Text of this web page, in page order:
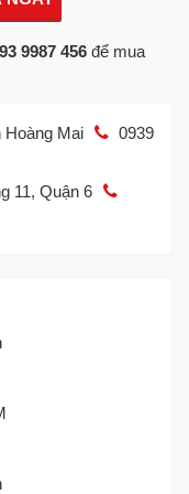
9987 456 để mua
Hoàng Mai
0939
11, Quận 6